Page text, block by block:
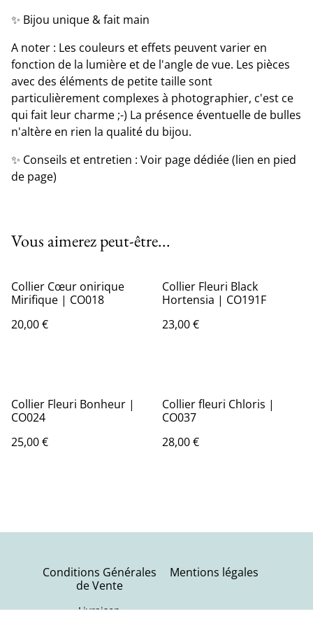
✨ Bijou unique & fait main
A noter : Les couleurs et effets peuvent varier en
fonction de la lumière et de l'angle de vue. Les pièces
avec des éléments de petite taille sont
particulièrement complexes à photographier, c'est ce
qui fait leur charme ;-) La présence éventuelle de bulles
n'altère en rien la qualité du bijou.
✨ Conseils et entretien : Voir page dédiée (lien en pied
de page)
Vous aimerez peut-être...
Collier Cœur onirique
Mirifique | CO018
20,00 €
Collier Fleuri Black
Hortensia | CO191F
23,00 €
Collier Fleuri Bonheur |
CO024
25,00 €
Collier fleuri Chloris |
CO037
28,00 €
Conditions Générales
de Vente
Livraison
Mentions légales